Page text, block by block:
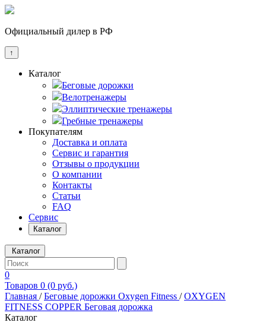
Официальный дилер в РФ
↑
Каталог
Беговые дорожки
Велотренажеры
Эллиптические тренажеры
Гребные тренажеры
Покупателям
Доставка и оплата
Сервис и гарантия
Отзывы о продукции
О компании
Контакты
Статьи
FAQ
Сервис
Каталог
Каталог
0
Товаров 0 (0 руб.)
Главная /Беговые дорожки Oxygen Fitness /OXYGEN
FITNESS COPPER Беговая дорожка
Каталог